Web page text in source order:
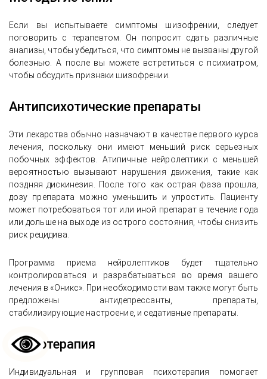
Если вы испытываете симптомы шизофрении, следует
поговорить с терапевтом. Он попросит сдать различные
анализы, чтобы убедиться, что симптомы не вызваны другой
болезнью. А после вы можете встретиться с психиатром,
чтобы обсудить признаки шизофрении.
Антипсихотические препараты
Эти лекарства обычно назначают в качестве первого курса
лечения, поскольку они имеют меньший риск серьезных
побочных эффектов. Атипичные нейролептики с меньшей
вероятностью вызывают нарушения движения, такие как
поздняя дискинезия. После того как острая фаза прошла,
дозу препарата можно уменьшить и упростить. Пациенту
может потребоваться тот или иной препарат в течение года
или дольше на выходе из острого состояния, чтобы снизить
риск рецидива.
Программа приема нейролептиков будет тщательно
контролироваться и разрабатываться во время вашего
лечения в «Оникс». При необходимости вам также могут быть
предложены антидепрессанты, препараты,
стабилизирующие настроение, и седативные препараты.
Психотерапия
Индивидуальная и групповая психотерапия помогает